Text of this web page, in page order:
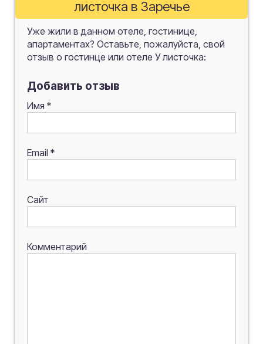
листочка в Заречье
Уже жили в данном отеле, гостинице,
апартаментах? Оставьте, пожалуйста, свой
отзыв о гостинце или отеле У листочка:
Добавить отзыв
Имя *
Email *
Сайт
Комментарий